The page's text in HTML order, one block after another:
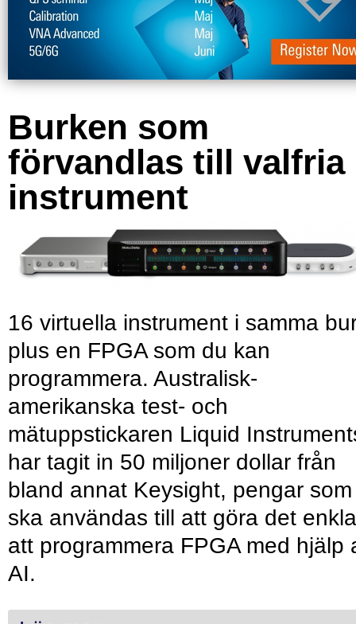
Burken som
förvandlas till valfria
instrument
16 virtuella instrument i samma
plus en FPGA som du kan
programmera. Australisk-
amerikanska test- och
mätuppstickaren Liquid
har tagit in 50 miljoner dollar från
bland annat Keysight, pengar som
ska användas till att göra det
att programmera FPGA med hjälp
AI.